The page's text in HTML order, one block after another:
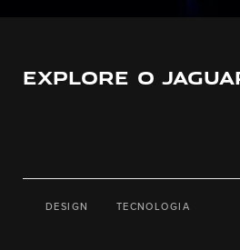
EXPLORE O
DESIGN TECNOLOGIA